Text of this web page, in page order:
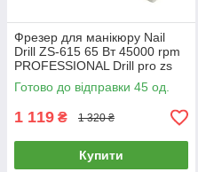
Фрезер для манікюру Nail
Drill ZS-615 65 Вт 45000 rpm
PROFESSIONAL Drill pro zs
615
Готово до відправки 45 од.
1 119 ₴ 1 320 ₴
Купити